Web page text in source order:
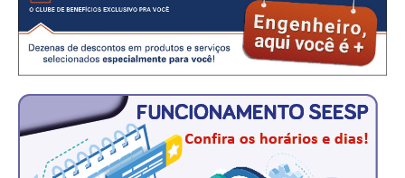
ASSOCIE-SE
ATUALIZAÇÃO CADASTRAL
NÚCLEO JOVEM